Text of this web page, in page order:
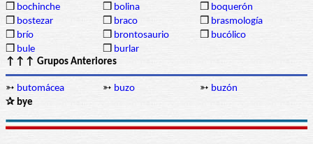
❒ bochinche ❒ bolina ❒ boquerón
❒ bostezar ❒ braco ❒ brasmología
❒ brío ❒ brontosaurio ❒ bucólico
❒ bule ❒ burlar
↑↑↑ Grupos Anteriores
➳ butomácea ➳ buzo ➳ buzón
✰ bye